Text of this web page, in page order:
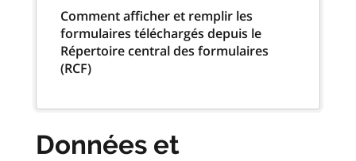
Comment afficher et remplir les
formulaires téléchargés depuis le
Répertoire central des formulaires
(RCF)
Données et